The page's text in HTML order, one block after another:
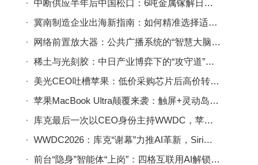
中断供应半年后中国松口：6吨金属镓解日本燃眉之急，出口管制逻辑未变
冀南制造企业出海新指南：如何精准选择适配产业需求的外贸服务？
网络前置放大器：公共广播系统的“智慧大脑”与多场景应用解析
稀土与光刻胶：中日产业博弈下的“攻守道”，谁能笑到最后？
美光CEO吐槽苹果：低价采购芯片后高价转卖，无视提价合理诉求
苹果MacBook Ultra颠覆来袭：触屏+灵动岛+OLED，乔布斯“规矩”被打破
库克最后一次以CEO身份主持WWDC，苹果新系统升级亮点全揭秘
WWDC2026：库克“谢幕”力推AI革新，Siri进化与系统升级亮点纷呈
前台“隐身”智能体“上岗”：四格互联用AI解锁十万+空间运营新范式